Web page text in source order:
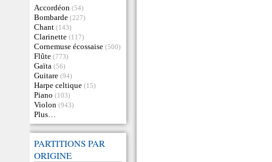
Accordéon (54)
Bombarde (227)
Chant (143)
Clarinette (117)
Cornemuse écossaise (500)
Flûte (773)
Gaïta (56)
Guitare (94)
Harpe celtique (15)
Piano (103)
Violon (943)
Plus…
PARTITIONS PAR
ORIGINE